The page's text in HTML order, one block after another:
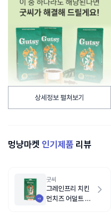
상세정보 펼쳐보기
멍냥마켓 인기제품 리뷰
굿씨
그레인프리 치킨
먼치즈 어덜트 스